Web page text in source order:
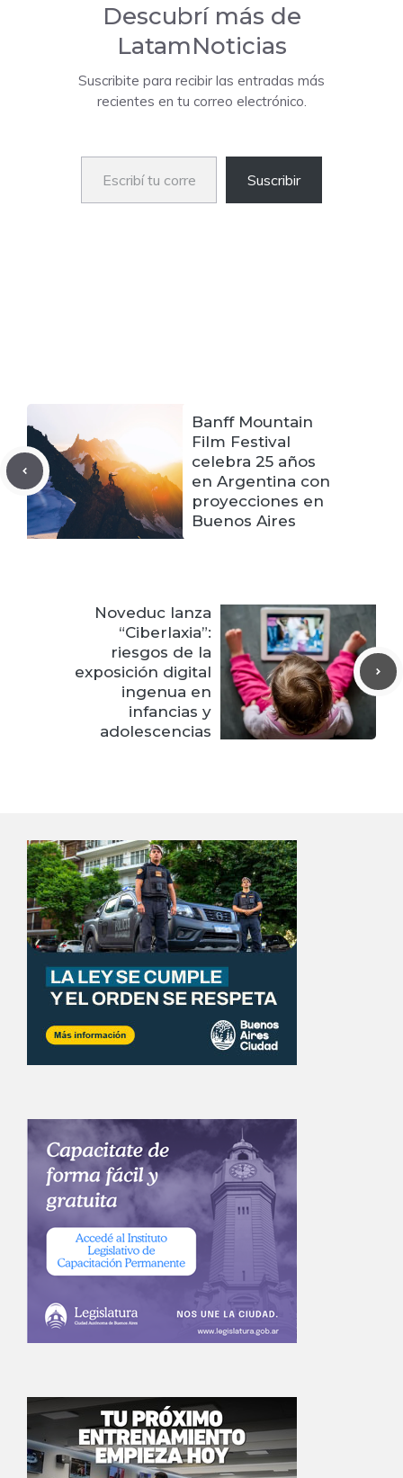
Descubrí más de
LatamNoticias
Suscribite para recibir las entradas más
recientes en tu correo electrónico.
Escribí tu correo electrónico…
Suscribir
Banff Mountain
Film Festival
celebra 25 años
en Argentina con
proyecciones en
Buenos Aires
Noveduc lanza
“Ciberlaxia”:
riesgos de la
exposición digital
ingenua en
infancias y
adolescencias